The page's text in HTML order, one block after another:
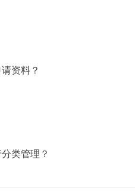
资料？
类管理？